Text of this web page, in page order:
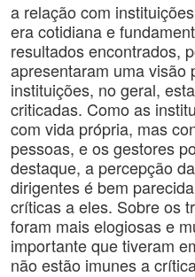
a relação com
era cotidiana e
resultados encontrados,
apresentaram uma visão
instituições, no geral,
criticadas. Como as
com vida própria, mas
pessoas, e os gestores
destaque, a percepção
dirigentes é bem
críticas a eles. Sobre os
foram mais elogiosas e
importante que tiveram
não estão imunes a